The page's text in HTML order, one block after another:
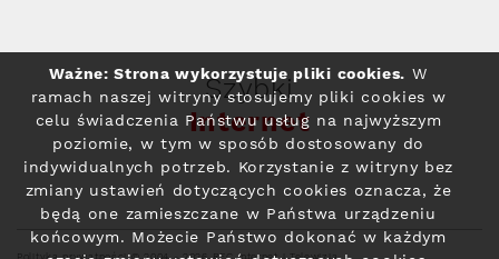
Szybki
Internet
Ważne: Strona wykorzystuje pliki cookies. W
ramach naszej witryny stosujemy pliki cookies w
celu świadczenia Państwu usług na najwyższym
poziomie, w tym w sposób dostosowany do
indywidualnych potrzeb. Korzystanie z witryny bez
zmiany ustawień dotyczących cookies oznacza, że
będą one zamieszczane w Państwa urządzeniu
końcowym. Możecie Państwo dokonać w każdym